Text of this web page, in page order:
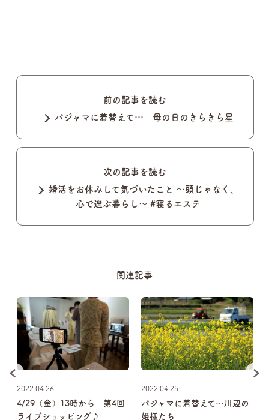
前の記事を読む
パジャマに着替えて… 母の日のきらきら星
次の記事を読む
婚活をお休みして気づいたこと 〜頭じゃなく、
心で選ぶ暮らし〜 #寝るエステ
関連記事
2022.04.26
4/29（金）13時から 第4回
ライブショッピング♪
2022.04.25
パジャマに着替えて…川辺の
姫様たち